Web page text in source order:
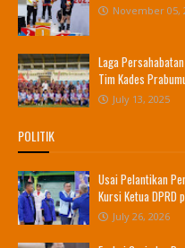
November 05,
Laga
Tim Kades
July 13, 2025
POLITIK
Usai Pelantikan
Kursi Ketua DPRD
July 26, 2026